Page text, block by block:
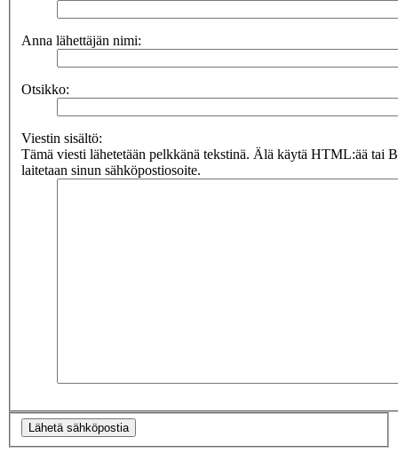
Anna lähettäjän nimi:
Otsikko:
Viestin sisältö:
Tämä viesti lähetetään pelkkänä tekstinä. Älä käytä HTML:ää tai
laitetaan sinun sähköpostiosoite.